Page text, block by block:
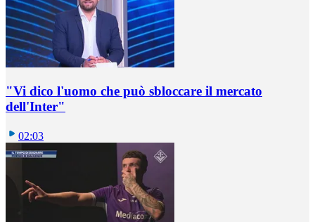
"Vi dico l'uomo che può sbloccare il mercato
dell'Inter"
02:03